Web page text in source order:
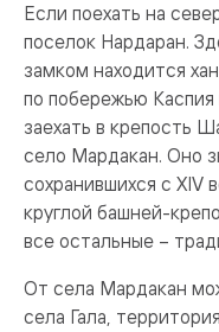
Если поехать на
поселок Нардаран.
замком находится
по побережью Каспия
заехать в крепость
село Мардакан. Оно
сохранившихся с XIV
круглой башней-
все остальные –
От села Мардакан
села Гала,